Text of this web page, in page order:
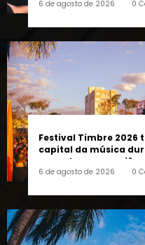
pessoas e a cidade”,
Festival Timbre
encontros e